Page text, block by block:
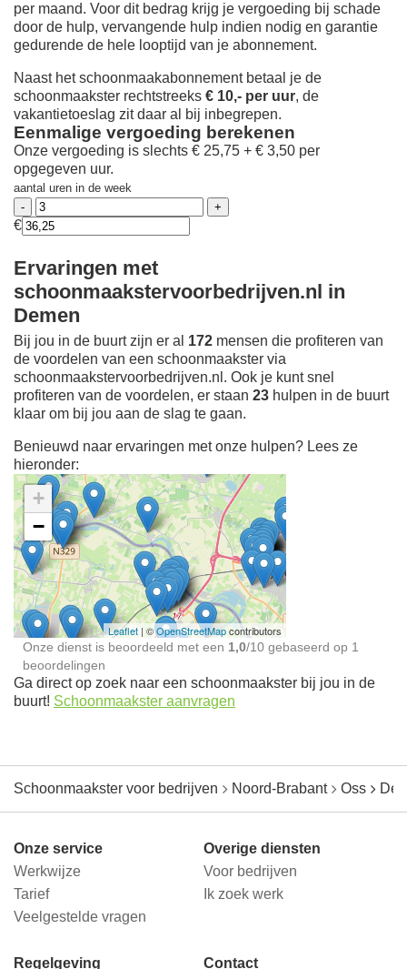
per maand. Voor dit bedrag krijg je vergoeding bij schade
door de hulp, vervangende hulp indien nodig en garantie
gedurende de hele looptijd van je abonnement.
Naast het schoonmaakabonnement betaal je de
schoonmaakster rechtstreeks € 10,- per uur, de
vakantietoeslag zit daar al bij inbegrepen.
Eenmalige vergoeding berekenen
Onze vergoeding is slechts € 25,75 + € 3,50 per
opgegeven uur.
aantal uren in de week
€
Ervaringen met
schoonmaakstervoorbedrijven.nl in
Demen
Bij jou in de buurt zijn er al 172 mensen die profiteren van
de voordelen van een schoonmaakster via
schoonmaakstervoorbedrijven.nl. Ook je kunt snel
profiteren van de voordelen, er staan 23 hulpen in de buurt
klaar om bij jou aan de slag te gaan.
Benieuwd naar ervaringen met onze hulpen? Lees ze
hieronder:
Ontdek meer ervaringen
Schoonmaakster bij
jou in de buurt
+
−
Leaflet | ©OpenStreetMapcontributors
Onze dienst is beoordeeld met een 1,0/10 gebaseerd op 1
beoordelingen
Ga direct op zoek naar een schoonmaakster bij jou in de
buurt! Schoonmaakster aanvragen
Schoonmaakster voor bedrijven Noord-Brabant Oss
Onze service
Werkwijze
Tarief
Veelgestelde vragen
Overige diensten
Voor bedrijven
Ik zoek werk
Regelgeving Contact